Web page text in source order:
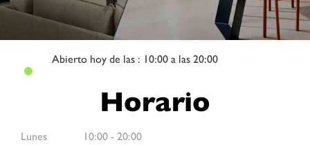
Abierto hoy de las : 10:00 a las 20:00
Horario
Lunes 10:00 - 20:00